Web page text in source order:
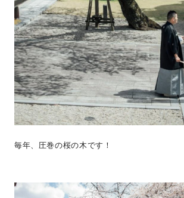
毎年、圧巻の桜の木です！